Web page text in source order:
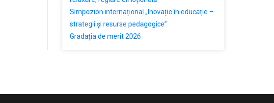
Simpozion internațional „Inovație în educație –
strategii și resurse pedagogice”
Gradația de merit 2026